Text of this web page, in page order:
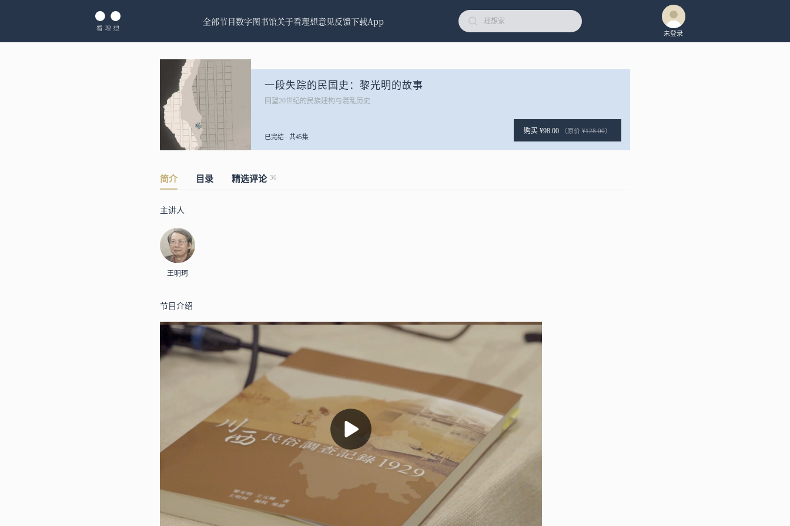
全部节目数字图书馆关于看理想意见反馈下载App
未登录
一段失踪的民国史：黎光明的故事
回望20世纪的民族建构与混乱历史
已完结 · 共45集
购买 ¥98.00 （原价 ¥128.00）
简介 目录 精选评论 36
主讲人
王明珂
节目介绍